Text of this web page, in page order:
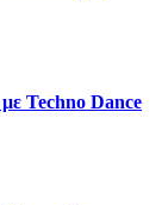
Techno Dance